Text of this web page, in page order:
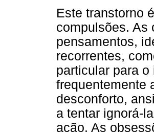
Este transtorno
compulsões. As
pensamentos,
recorrentes,
particular para
frequentemente
desconforto,
a tentar ignorá-
ação. As